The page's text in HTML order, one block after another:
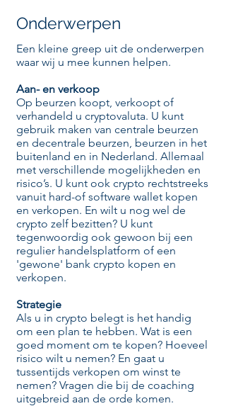
Onderwerpen
Een kleine greep uit de onderwerpen
waar wij u mee kunnen helpen.
Aan- en verkoop
Op beurzen koopt, verkoopt of
verhandeld u cryptovaluta. U kunt
gebruik maken van centrale beurzen
en decentrale beurzen, beurzen in het
buitenland en in Nederland. Allemaal
met verschillende mogelijkheden en
risico’s. U kunt ook crypto rechtstreeks
vanuit hard-of software wallet kopen
en verkopen. En wilt u nog wel de
crypto zelf bezitten? U kunt
tegenwoordig ook gewoon bij een
regulier handelsplatform of een
'gewone' bank crypto kopen en
verkopen.
Strategie
Als u in crypto belegt is het handig
om een plan te hebben. Wat is een
goed moment om te kopen? Hoeveel
risico wilt u nemen? En gaat u
tussentijds verkopen om winst te
nemen? Vragen die bij de coaching
uitgebreid aan de orde komen.